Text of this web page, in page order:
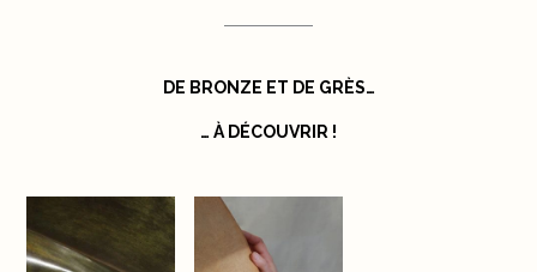
DE BRONZE ET DE GRÈS…
… À DÉCOUVRIR !